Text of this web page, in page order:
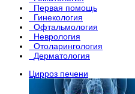
Первая помощь
Гинекология
Офтальмология
Неврология
Отоларингология
Дерматология
Цирроз печени